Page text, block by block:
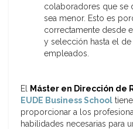
colaboradores que se
sea menor. Esto es
correctamente desde
y selección hasta el
empleados.
El Máster en Dirección de
EUDE Business School
proporcionar a los
habilidades necesarias para